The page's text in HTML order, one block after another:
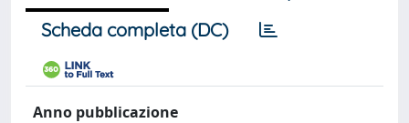
Scheda completa (DC)
Anno pubblicazione